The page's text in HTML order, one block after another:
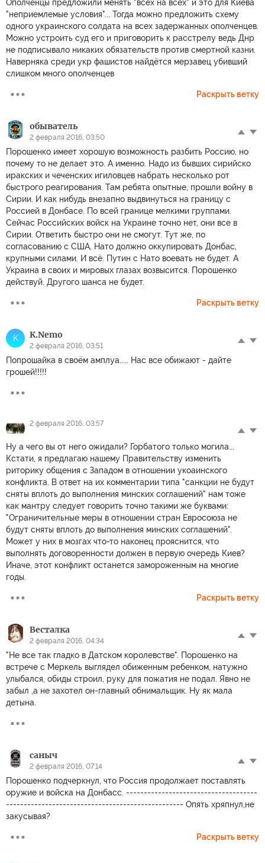
Ополченцы предложили менять "всех на всех" и это для Киева
"неприемлемые условия"... Тогда можно предложить схему
одного украинского солдата на всех задержанных ополченцев.
Можно устроить суд его и приговорить к расстрелу ведь Днр
не подписывало никаких обязательств против смертной казни.
Наверняка среди укр фашистов найдётся мерзавец убивший
слишком много ополченцев
Раскрыть ветку
обыватель
2 февраля 2016, 03:50
Порошенко имеет хорошую возможность разбить Россию, но
почему то не делает это. А именно. Надо из бывших сирийско
иракских и чеченских игиловцев набрать несколько рот
быстрого реагирования. Там ребята опытные, прошли войну в
Сирии. И как нибудь внезапно выдвинуться на границу с
Россией в Донбасе. По всей границе мелкими группами.
Сейчас Российских войск на Украине точно нет, они все в
Сирии. Ответить быстро они не смогут. Тут же, по
согласованию с США, Нато должно оккупировать Донбас,
крупными силами. И всё. Путин с Нато воевать не будет. А
Украина в своих и мировых глазах возвысится. Порошенко
действуй. Другого шанса не будет.
Раскрыть ветку
K K.Nemo
2 февраля 2016, 03:51
Попрошайка в своём амплуа..... Нас все обижают - дайте
грошей!!!!!
2 февраля 2016, 03:57
Ну а чего вы от него ожидали? Горбатого только могила...
Кстати, я предлагаю нашему Правительству изменить
риторику общения с Западом в отношении укоаинского
конфликта. В ответ на их комментарии типа "санкции не будут
сняты вплоть до выполнения минских соглашений" нам тоже
как мантру следует говорить точно такими же буквами:
"Ограничительные меры в отношении стран Евросоюза не
будут сняты вплоть до выполнения минских соглашений".
Может у них в мозгах что-то наконец прояснится, что
выполнять договоренности должен в первую очередь Киев?
Иначе, этот конфликт останется замороженным на многие
годы.
Раскрыть ветку
Весталка
2 февраля 2016, 04:34
"Не все так гладко в Датском королевстве". Порошенко на
встрече с Меркель выглядел обиженным ребенком, натужно
улыбался, обиды строил, руку для пожатия не подал. Явно не
забыл ,а не захотел он-главный обнимальщик. Ну як мала
детына.
саныч
2 февраля 2016, 07:14
Порошенко подчеркнул, что Россия продолжает поставлять
оружие и войска на Донбасс. -------------------------------------
-------------------------------------------------- Опять хряпнул,не
закусывая?
Раскрыть ветку